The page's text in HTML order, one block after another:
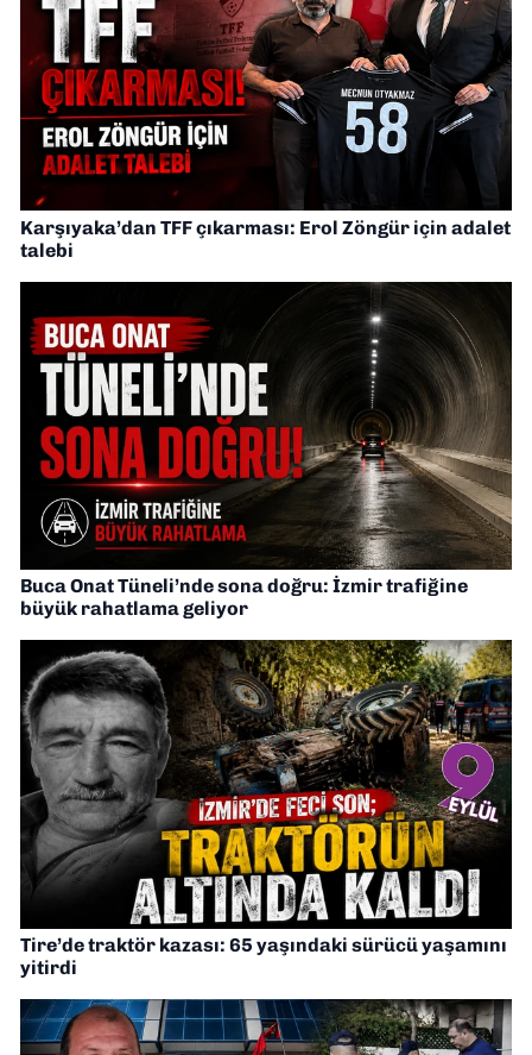
Karşıyaka’dan TFF çıkarması: Erol Zöngür için adalet
talebi
Buca Onat Tüneli’nde sona doğru: İzmir trafiğine
büyük rahatlama geliyor
Tire’de traktör kazası: 65 yaşındaki sürücü yaşamını
yitirdi